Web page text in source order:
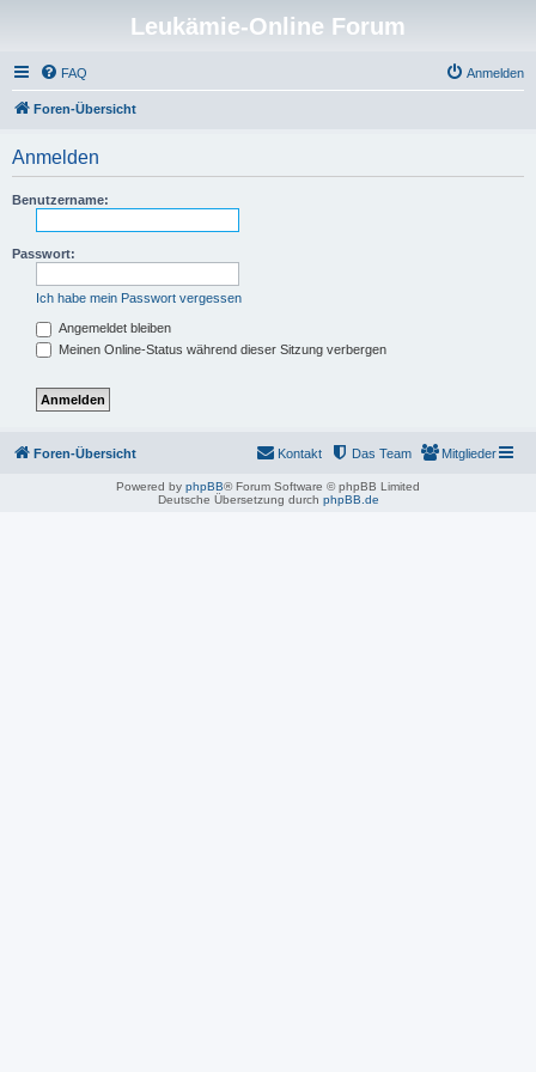
Leukämie-Online Forum
FAQ Anmelden
Foren-Übersicht
Anmelden
Benutzername:
Passwort:
Ich habe mein Passwort vergessen
Angemeldet bleiben
Meinen Online-Status während dieser Sitzung verbergen
Foren-Übersicht Mitglieder
Das Team
Kontakt
Powered by phpBB® Forum Software © phpBB Limited
Deutsche Übersetzung durch phpBB.de